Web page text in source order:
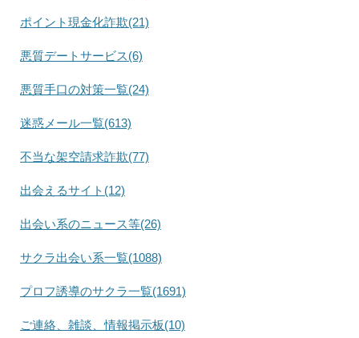
ポイント現金化詐欺(21)
悪質デートサービス(6)
悪質手口の対策一覧(24)
迷惑メール一覧(613)
不当な架空請求詐欺(77)
出会えるサイト(12)
出会い系のニュース等(26)
サクラ出会い系一覧(1088)
プロフ誘導のサクラ一覧(1691)
ご連絡、雑談、情報掲示板(10)